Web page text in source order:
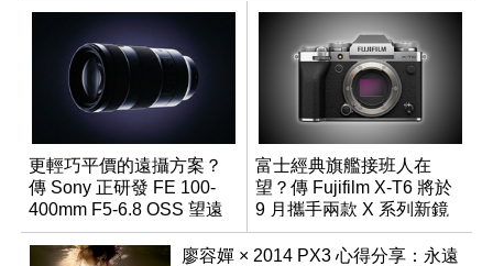
更輕巧平價的遠攝方案？
傳 Sony 正研發 FE 100-
400mm F5-6.8 OSS 望遠
變焦鏡頭
富士經典旗艦接班人在
望？傳 Fujifilm X-T6 將於
9 月攜手兩款 X 系列新鏡
頭登場
廖容嬋 × 2014 PX3 心得分享：永遠